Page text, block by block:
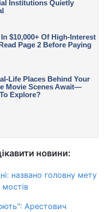
новини:
названо головну мету
Арестович